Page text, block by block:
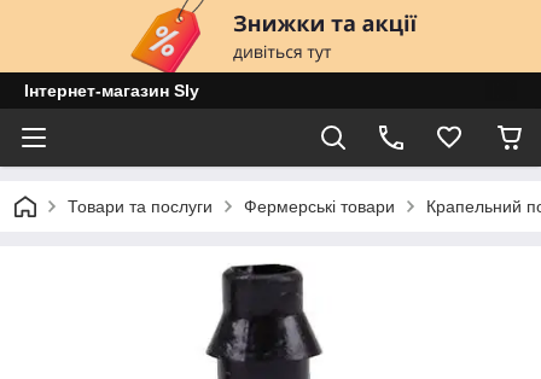
Інтернет-магазин Sly
Товари та послуги Фермерські товари Крапельний